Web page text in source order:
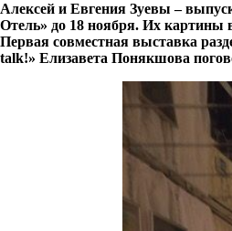
Алексей и Евгения Зуевы –
Отель» до 18 ноября. Их картины
Первая совместная выставка
talk!» Елизавета Понякшова